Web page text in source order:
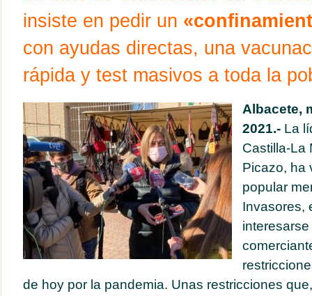
insiste en pedir un
con ayudas directas, una
rápida y test masivos a toda la
Albacete,
2021.-La
Castilla-La
Picazo, ha
popular
Invasores,
de hoy por la pandemia. Unas restricciones